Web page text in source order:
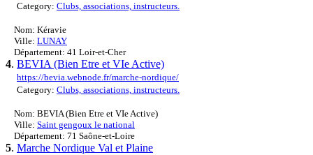
Category: Clubs, associations, instructeurs.
Nom: Kéravie
Ville: LUNAY
Département: 41 Loir-et-Cher
4. BEVIA (Bien Etre et VIe Active)
https://bevia.webnode.fr/marche-nordique/
Category: Clubs, associations, instructeurs.
Nom: BEVIA (Bien Etre et VIe Active)
Ville: Saint gengoux le national
Département: 71 Saône-et-Loire
5. Marche Nordique Val et Plaine